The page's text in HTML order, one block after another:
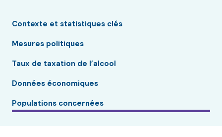
Contexte et statistiques clés
Mesures politiques
Taux de taxation de l’alcool
Données économiques
Populations concernées